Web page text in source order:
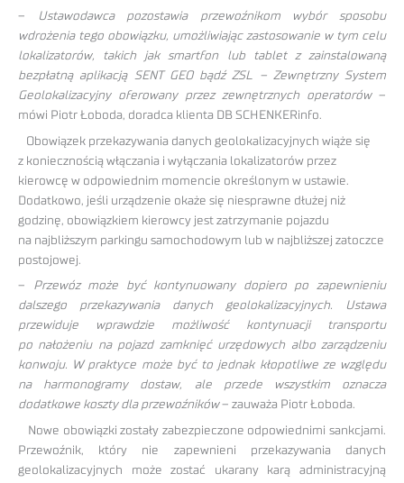
–
Ustawodawca pozostawia przewoźnikom wybór sposobu
wdrożenia tego obowiązku, umożliwiając zastosowanie w tym celu
lokalizatorów, takich jak smartfon lub tablet z zainstalowaną
bezpłatną aplikacją SENT GEO bądź ZSL – Zewnętrzny System
Geolokalizacyjny oferowany przez zewnętrznych operatorów–
mówi Piotr Łoboda, doradca klienta DB SCHENKERinfo.
Obowiązek przekazywania danych geolokalizacyjnych wiąże się
z koniecznością włączania i wyłączania lokalizatorów przez
kierowcę w odpowiednim momencie określonym w ustawie.
Dodatkowo, jeśli urządzenie okaże się niesprawne dłużej niż
godzinę, obowiązkiem kierowcy jest zatrzymanie pojazdu
na najbliższym parkingu samochodowym lub w najbliższej zatoczce
postojowej.
–
Przewóz może być kontynuowany dopiero po zapewnieniu
dalszego przekazywania danych geolokalizacyjnych. Ustawa
przewiduje wprawdzie możliwość kontynuacji transportu
po nałożeniu na pojazd zamknięć urzędowych albo zarządzeniu
konwoju. W praktyce może być to jednak kłopotliwe ze względu
na harmonogramy dostaw, ale przede wszystkim oznacza
dodatkowe koszty dla przewoźników– zauważa Piotr Łoboda.
Nowe obowiązki zostały zabezpieczone odpowiednimi sankcjami.
Przewoźnik, który nie zapewnieni przekazywania danych
geolokalizacyjnych może zostać ukarany karą administracyjną